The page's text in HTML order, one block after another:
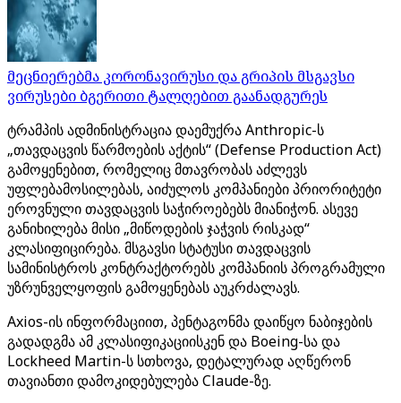
მეცნიერებმა კორონავირუსი და გრიპის მსგავსი
ვირუსები ბგერითი ტალღებით გაანადგურეს
ტრამპის ადმინისტრაცია დაემუქრა Anthropic-ს
„თავდაცვის წარმოების აქტის“ (Defense Production Act)
გამოყენებით, რომელიც მთავრობას აძლევს
უფლებამოსილებას, აიძულოს კომპანიები პრიორიტეტი
ეროვნული თავდაცვის საჭიროებებს მიანიჭონ. ასევე
განიხილება მისი „მიწოდების ჯაჭვის რისკად“
კლასიფიცირება. მსგავსი სტატუსი თავდაცვის
სამინისტროს კონტრაქტორებს კომპანიის პროგრამული
უზრუნველყოფის გამოყენებას აუკრძალავს.
Axios-ის ინფორმაციით, პენტაგონმა დაიწყო ნაბიჯების
გადადგმა ამ კლასიფიკაციისკენ და Boeing-სა და
Lockheed Martin-ს სთხოვა, დეტალურად აღწერონ
თავიანთი დამოკიდებულება Claude-ზე.